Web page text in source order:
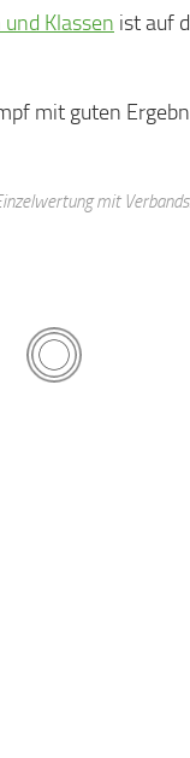
Klassen ist auf
mit guten
mit